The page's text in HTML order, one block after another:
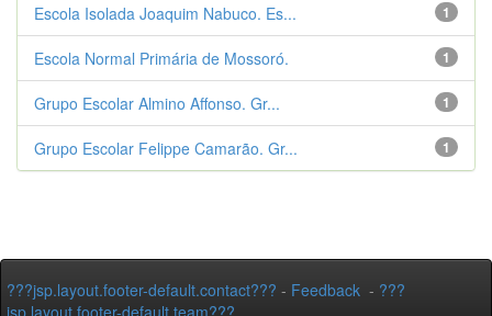
1
Escola Isolada Joaquim Nabuco. Es...
1
Escola Normal Primária de Mossoró.
1
Grupo Escolar Almino Affonso. Gr...
1
Grupo Escolar Felippe Camarão. Gr...
???jsp.layout.footer-default.contact??? - Feedback - ???
jsp.layout.footer-default.team???